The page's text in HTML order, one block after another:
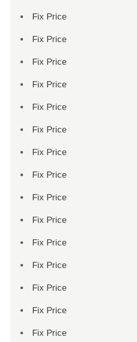
Fix Price
Fix Price
Fix Price
Fix Price
Fix Price
Fix Price
Fix Price
Fix Price
Fix Price
Fix Price
Fix Price
Fix Price
Fix Price
Fix Price
Fix Price